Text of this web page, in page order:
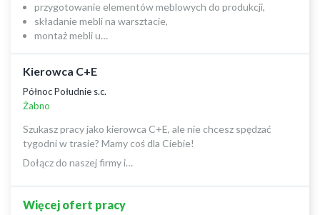
przygotowanie elementów meblowych do produkcji,
składanie mebli na warsztacie,
montaż mebli u…
Kierowca C+E
Północ Południe s.c.
Żabno
Szukasz pracy jako kierowca C+E, ale nie chcesz spędzać
tygodni w trasie? Mamy coś dla Ciebie!
Dołącz do naszej firmy i…
Więcej ofert pracy